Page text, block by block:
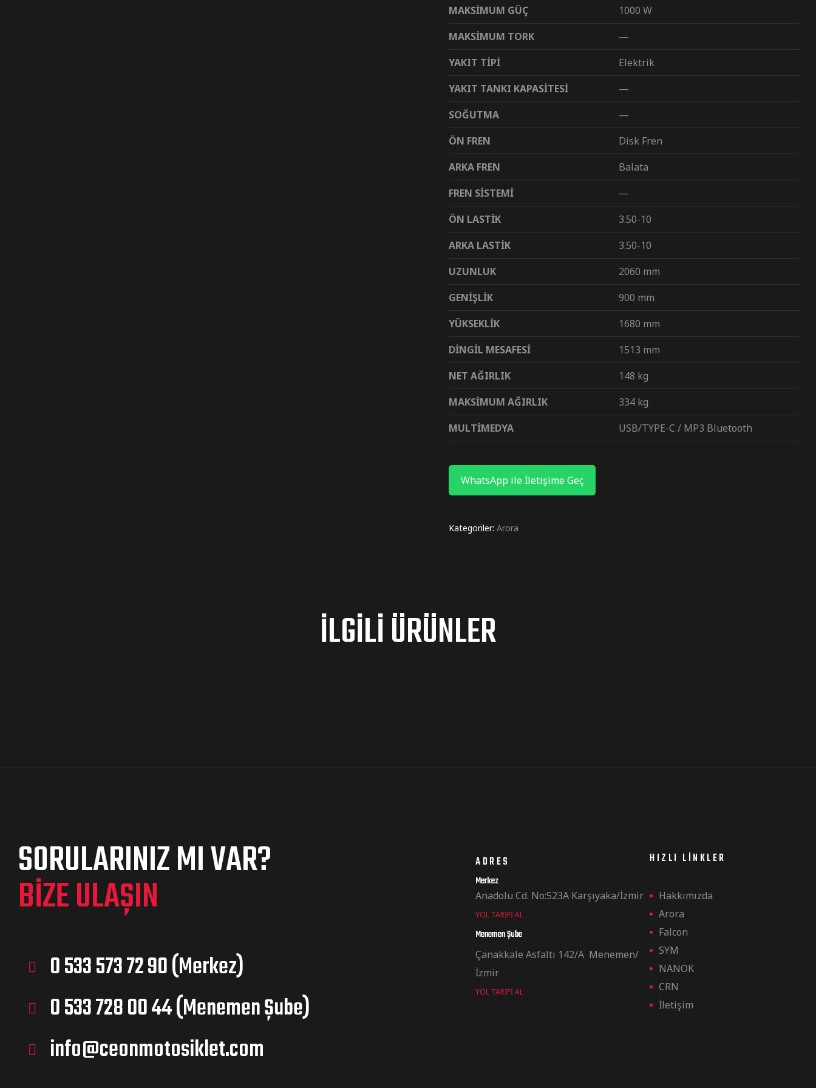
MAKSİMUM GÜÇ
1000 W
MAKSİMUM TORK
—
YAKIT TİPİ
Elektrik
YAKIT TANKI KAPASİTESİ
—
SOĞUTMA
—
ÖN FREN
Disk Fren
ARKA FREN
Balata
FREN SİSTEMİ
—
ÖN LASTİK
3.50-10
ARKA LASTİK
3.50-10
UZUNLUK
2060 mm
GENİŞLİK
900 mm
YÜKSEKLİK
1680 mm
DİNGİL MESAFESİ
1513 mm
NET AĞIRLIK
148 kg
MAKSİMUM AĞIRLIK
334 kg
MULTİMEDYA
USB/TYPE-C / MP3 Bluetooth
WhatsApp ile İletişime Geç
Kategoriler:Arora
İLGILI ÜRÜNLER
SORULARINIZ MI VAR?
BIZE ULAŞIN
0 533 573 72 90 (Merkez)
0 533 728 00 44 (Menemen Şube)
info@ceonmotosiklet.com
ADRES
Merkez
Anadolu Cd. No:523A Karşıyaka/İzmir
YOL TARIFI AL
Menemen Şube
Çanakkale Asfaltı 142/A Menemen/
İzmir
YOL TARIFI AL
HIZLI LINKLER
Hakkımızda
Arora
Falcon
SYM
NANOK
CRN
İletişim